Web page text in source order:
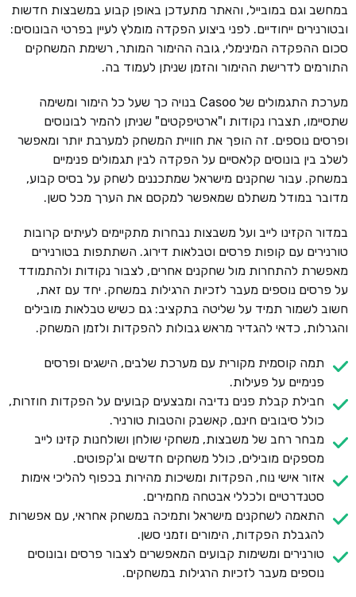
במחשב וגם במובייל, והאתר מתעדכן באופן קבוע במשבצות חדשות
ובטורנירים ייחודיים. לפני ביצוע הפקדה מומלץ לעיין בפרטי הבונוסים:
סכום ההפקדה המינימלי, גובה ההימור המותר, רשימת המשחקים
התורמים לדרישת ההימור והזמן שניתן לעמוד בה.
מערכת התגמולים של Casoo בנויה כך שעל כל הימור ומשימה
שתסיימו, תצברו נקודות ו"ארטיפקטים" שניתן להמיר לבונוסים
ופרסים נוספים. זה הופך את חוויית המשחק למערבת יותר ומאפשר
לשלב בין בונוסים קלאסיים על הפקדה לבין תגמולים פנימיים
במשחק. עבור שחקנים מישראל שמתכננים לשחק על בסיס קבוע,
מדובר במודל משתלם שמאפשר למקסם את הערך מכל סשן.
במדור הקזינו לייב ועל משבצות נבחרות מתקיימים לעיתים קרובות
טורנירים עם קופות פרסים וטבלאות דירוג. השתתפות בטורנירים
מאפשרת להתחרות מול שחקנים אחרים, לצבור נקודות ולהתמודד
על פרסים נוספים מעבר לזכיות הרגילות במשחק. יחד עם זאת,
חשוב לשמור תמיד על שליטה בתקציב: גם כשיש טבלאות מובילים
והגרלות, כדאי להגדיר מראש גבולות להפקדות ולזמן המשחק.
תמה קוסמית מקורית עם מערכת שלבים, הישגים ופרסים
פנימיים על פעילות.
חבילת קבלת פנים נדיבה ומבצעים קבועים על הפקדות חוזרות,
כולל סיבובים חינם, קאשבק והטבות טורניר.
מבחר רחב של משבצות, משחקי שולחן ושולחנות קזינו לייב
מספקים מובילים, כולל משחקים חדשים וג'קפוטים.
אזור אישי נוח, הפקדות ומשיכות מהירות בכפוף להליכי אימות
סטנדרטיים ולכללי אבטחה מחמירים.
התאמה לשחקנים מישראל ותמיכה במשחק אחראי, עם אפשרות
להגבלת הפקדות, הימורים וזמני סשן.
טורנירים ומשימות קבועים המאפשרים לצבור פרסים ובונוסים
נוספים מעבר לזכיות הרגילות במשחקים.